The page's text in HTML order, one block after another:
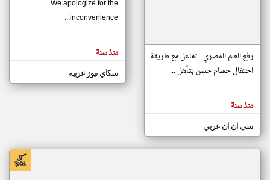
مصادر الأخبار من موريتانيا
اخبار موريتانيا على مدار الساعة
أهم اخبار موريتانيا العاجلة والمباشرة
المقالات
الموجوده
هنا عن
رفع العلم المصري.. تفاعل مع طريقة
احتفال حسام حسن بتأهل ...
منذ سنة
سي ان ان عربي
We apologize for the
inconvenience...
منذ سنة
سكاي نيوز عربية
klyoum.com